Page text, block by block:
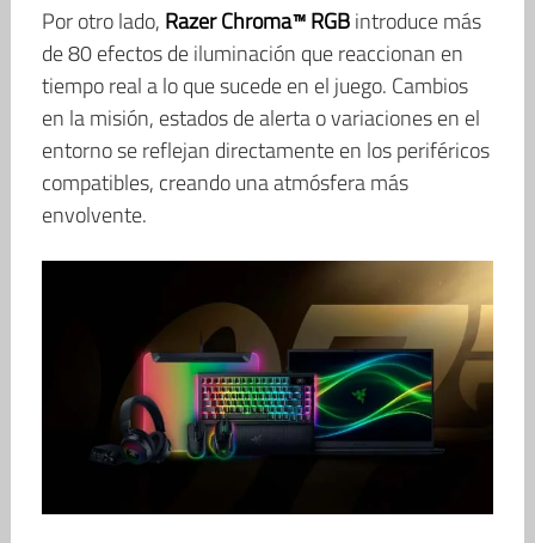
Por otro lado, Razer Chroma™ RGBintroduce más
de 80 efectos de iluminación que reaccionan en
tiempo real a lo que sucede en el juego. Cambios
en la misión, estados de alerta o variaciones en el
entorno se reflejan directamente en los periféricos
compatibles, creando una atmósfera más
envolvente.